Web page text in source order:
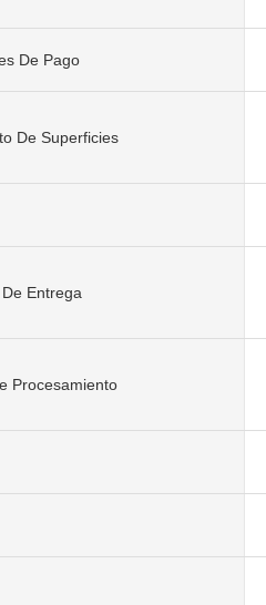
De Pago
De Superficies
Entrega
Procesamiento